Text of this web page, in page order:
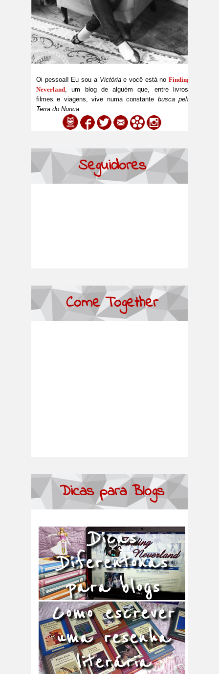
Oi pessoal! Eu sou a Victóriae você está no Finding
Neverland , um blog de alguém que, entre livros,
filmes e viagens, vive numa constante busca pela
Terra do Nunca
Seguidores
Come Together
Dicas para Blogs